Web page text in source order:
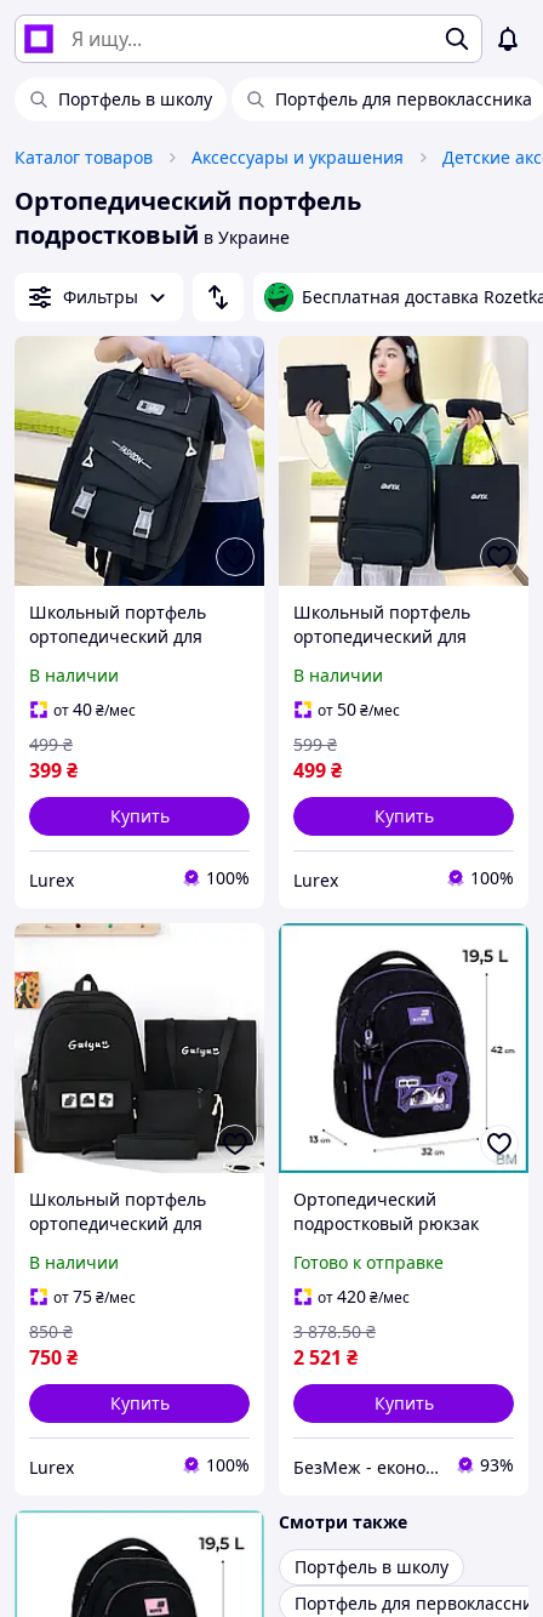
Портфель в школу Портфель для первоклассника
Каталог товаров Аксессуары и украшения Детские
Ортопедический портфель
подростковый в Украине
Фильтры Бесплатная доставка
Школьный портфель
ортопедический для
рюкзак подростковый
молодежный для
ноутбука
В наличии
от40₴/мес
399₴
499 ₴
Купить
Lurex 100%
Школьный портфель
ортопедический для
вместительный рюкзак
подростковый черный 1-
11 класс
В наличии
от50₴/мес
499₴
599 ₴
Купить
Lurex 100%
Школьный портфель
ортопедический для
черный рюкзак
подростковый
вместительный 1-11
класс
В наличии
от75₴/мес
750₴
850 ₴
Купить
Lurex 100%
Ортопедический
подростковый рюкзак
905M-1 школьный
портфель для девочек
BM1
Готово к отправке
от420₴/мес
2 521 ₴
3 878.50 ₴
Купить
БезМеж - економія поруч! 93%
Смотри также
Портфель в школу
Портфель для